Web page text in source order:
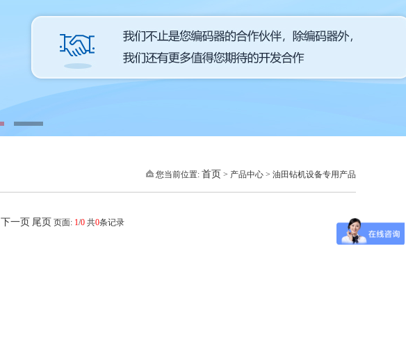
您当前位置: 首页 > 产品中心 > 油田钻机设备专用产品
下一页 尾页 页面: 1/0 共0条记录